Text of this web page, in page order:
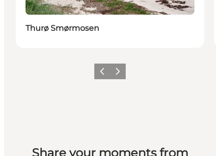
Thurø Smørmosen
Vorherige Folie
Nächste Folie
Share your moments from